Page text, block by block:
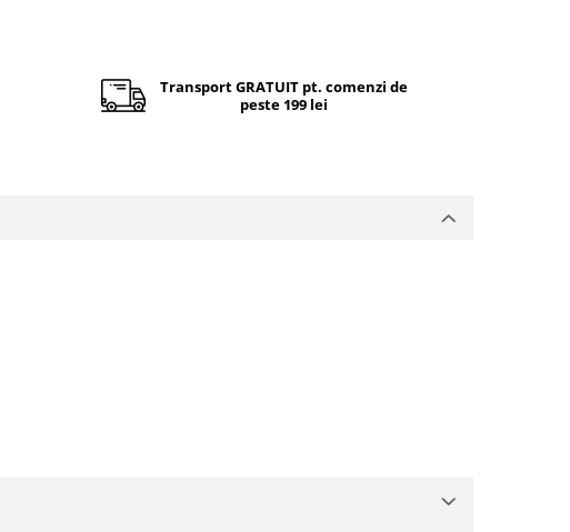
Transport GRATUIT pt. comenzi de
peste 199 lei